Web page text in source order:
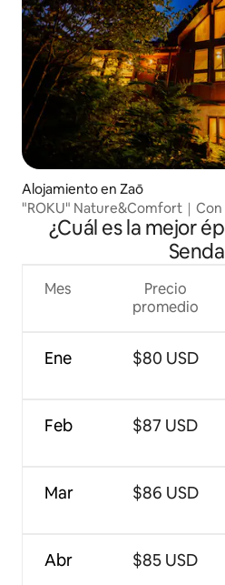
Alojamiento en Zaō
"ROKU" Nature&Comfort｜Con
restaurante｜Villas con jacuzzi
¿Cuál es la mejor
Mes
Ene
Feb
Mar
Abr
Precio
promedio
$80 USD
$87 USD
$86 USD
$85 USD